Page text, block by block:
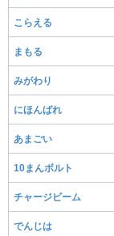
こらえる
まもる
みがわり
にほんばれ
あまごい
10まんボルト
チャージビーム
でんじは